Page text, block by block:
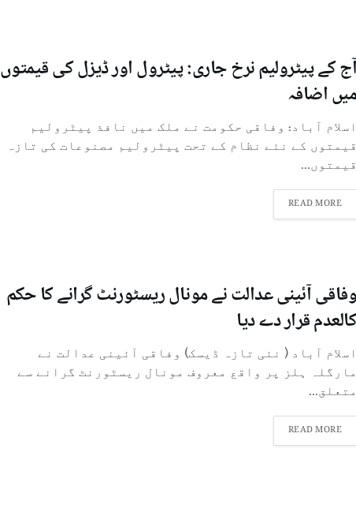
کے پیٹرولیم نرخ جاری: پیٹرول اور ڈیزل کی قیمتوں
اضافہ
اسلام آباد: وفاقی حکومت نے ملک میں نافذ پیٹرولیم
قیمتوں کے نئے نظام کے تحت پیٹرولیم مصنوعات کی تازہ
قیمتوں...
READ MORE
وفاقی آئینی عدالت نے مونال ریسٹورنٹ گرانے کا حکم
قرار دے دیا
اسلام آباد ( نئی تازہ ڈیسک) وفاقی آئینی عدالت نے
مارگلہ ہلز پر واقع معروف مونال ریسٹورنٹ گرانے سے
متعلق...
READ MORE